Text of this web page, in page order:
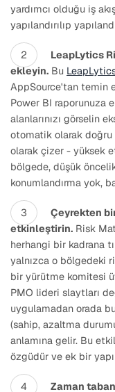
yardımcı olduğu iş
yapılandırılıp
LeapLytics
ekleyin. Bu
AppSource'tan temin
Power BI raporunuza
alanlarınızı görselin
otomatik olarak doğru
olarak çizer - yüksek
bölgede, düşük
konumlandırma yok,
Çeyrekten
etkinleştirin. Risk
herhangi bir kadrana
yalnızca o bölgedeki
bir yürütme komitesi
PMO lideri slaytları
uygulamadan orada
(sahip, azaltma
anlamına gelir. Bu
özgüdür ve ek bir
Zaman